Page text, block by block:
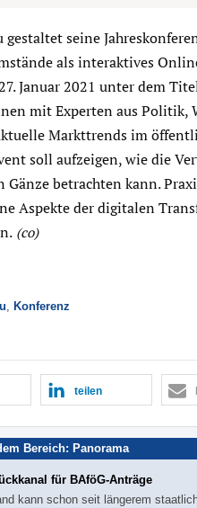
seine
als interaktives
Januar 2021 unter dem
mit Experten aus Politik,
Markttrends im
soll aufzeigen, wie die
betrachten kann.
Aspekte der digitalen
(co)
Konferenz
teilen
Bereich: Panorama
für BAföG-Anträge
kann schon seit längerem